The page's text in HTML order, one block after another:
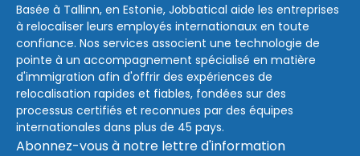
Basée à Tallinn, en Estonie, Jobbatical aide les entreprises
à relocaliser leurs employés internationaux en toute
confiance. Nos services associent une technologie de
pointe à un accompagnement spécialisé en matière
d'immigration afin d'offrir des expériences de
relocalisation rapides et fiables, fondées sur des
processus certifiés et reconnues par des équipes
internationales dans plus de 45 pays.
Abonnez-vous à notre lettre d'information